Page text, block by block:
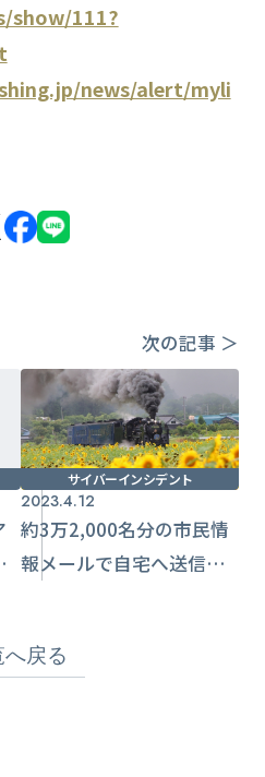
show/111?
news/alert/myli
次の記事 ＞
サイバーインシデント
2023.4.12
約3万2,000名分の市民情
報メールで自宅へ送信
戻る